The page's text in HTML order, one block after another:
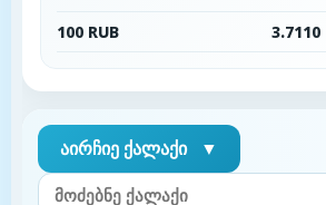
100 RUB
3.7110
აირჩიე ქალაქი ▼